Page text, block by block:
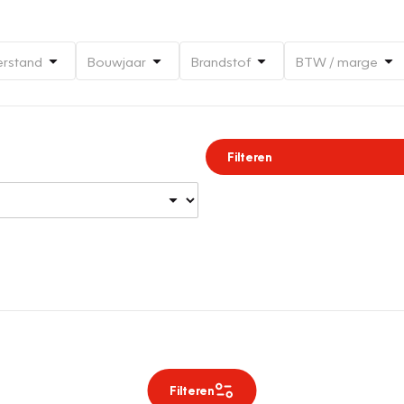
Bouwjaar Brandstof BTW / marge
Filteren
Filteren